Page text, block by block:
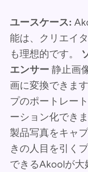
ユースケース:
能は、クリエイ
も理想的です。
エンサー 静止画
画に変換できま
プのポートレー
ーション化でき
製品写真をキャ
きの人目を引く
できるAkoolが大